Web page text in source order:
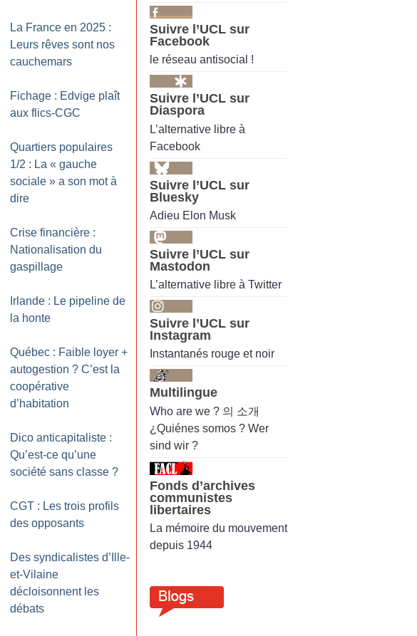
La France en 2025 :
Leurs rêves sont nos
cauchemars
Fichage : Edvige plaît
aux flics-CGC
Quartiers populaires
1/2 : La « gauche
sociale » a son mot à
dire
Crise financière :
Nationalisation du
gaspillage
Irlande : Le pipeline de
la honte
Québec : Faible loyer +
autogestion ? C’est la
coopérative
d’habitation
Dico anticapitaliste :
Qu’est-ce qu’une
société sans classe ?
CGT : Les trois profils
des opposants
Des syndicalistes d’Ille-
et-Vilaine
décloisonnent les
débats
Suivre l’UCL sur
Facebook
le réseau antisocial !
Suivre l’UCL sur
Diaspora
L’alternative libre à
Facebook
Suivre l’UCL sur
Bluesky
Adieu Elon Musk
Suivre l’UCL sur
Mastodon
L’alternative libre à Twitter
Suivre l’UCL sur
Instagram
Instantanés rouge et noir
Multilingue
Who are we ? 의 소개
¿Quiénes somos ? Wer
sind wir ?
Fonds d’archives
communistes
libertaires
La mémoire du mouvement
depuis 1944